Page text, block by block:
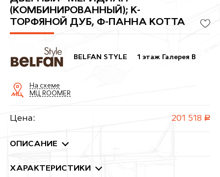
(КОМБИНИРОВАННЫЙ); К-
ТОРФЯНОЙ ДУБ, Ф-ПАННА КОТТА
BELFAN STYLE 1 этаж Галерея B
На схеме
МЦ ROOMER
Цена: 201 518 руб.
ОПИСАНИЕ
ХАРАКТЕРИСТИКИ